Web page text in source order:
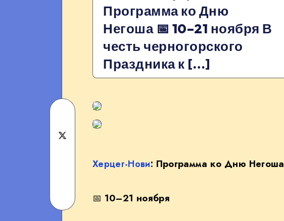
Программа ко Дню
Негоша 📅 10–21 ноября В
честь черногорского
Праздника к […]
Share
on
Telegram
on
Херцег-Нови: Программа ко Дню Негоша
📅 10–21 ноября